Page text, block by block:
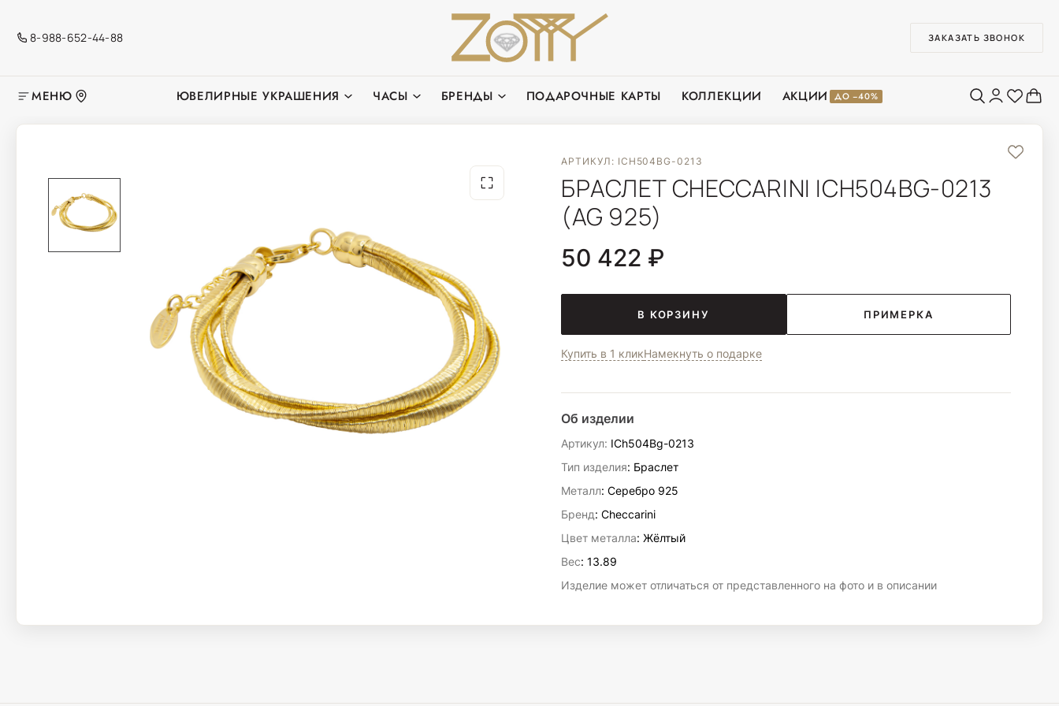
8-988-652-44-88 ЗАКАЗАТЬ ЗВОНОК
МЕНЮ ЮВЕЛИРНЫЕ УКРАШЕНИЯ ЧАСЫ БРЕНДЫ ПОДАРОЧНЫЕ КАРТЫ КОЛЛЕКЦИИ АКЦИИ ДО −40%
АРТИКУЛ: ICH504BG-0213
БРАСЛЕТ CHECCARINI ICH504BG-0213
(AG 925)
50 422 ₽
В КОРЗИНУ ПРИМЕРКА
Купить в 1 кликНамекнуть о подарке
Об изделии
Артикул: ICh504Bg-0213
Тип изделия: Браслет
Металл: Серебро 925
Бренд: Checcarini
Цвет металла: Жёлтый
Вес: 13.89
Изделие может отличаться от представленного на фото и в описании